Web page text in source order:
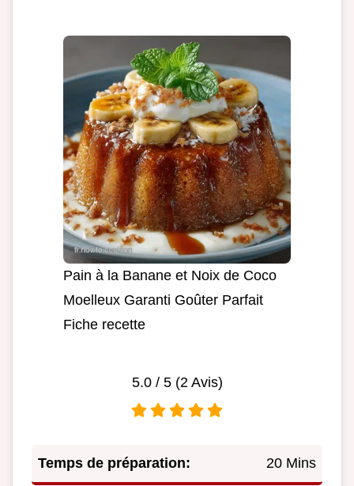
Pain à la Banane et Noix de Coco
Moelleux Garanti Goûter Parfait
Fiche recette
5.0/ 5 (2Avis)
Temps de préparation: 20 Mins